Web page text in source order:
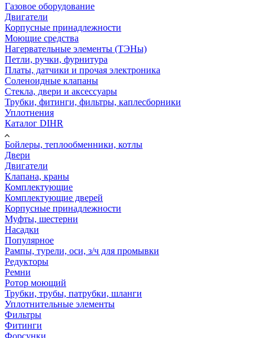
Газовое оборудование
Двигатели
Корпусные принадлежности
Моющие средства
Нагервательные элементы (ТЭНы)
Петли, ручки, фурнитура
Платы, датчики и прочая электроника
Соленоидные клапаны
Стекла, двери и аксессуары
Трубки, фитинги, фильтры, каплесборники
Уплотнения
Каталог DIHR
Бойлеры, теплообменники, котлы
Двери
Двигатели
Клапана, краны
Комплектующие
Комплектующие дверей
Корпусные принадлежности
Муфты, шестерни
Насадки
Популярное
Рампы, турели, оси, з/ч для промывки
Редукторы
Ремни
Ротор моющий
Трубки, трубы, патрубки, шланги
Уплотнительные элементы
Фильтры
Фитинги
Форсунки